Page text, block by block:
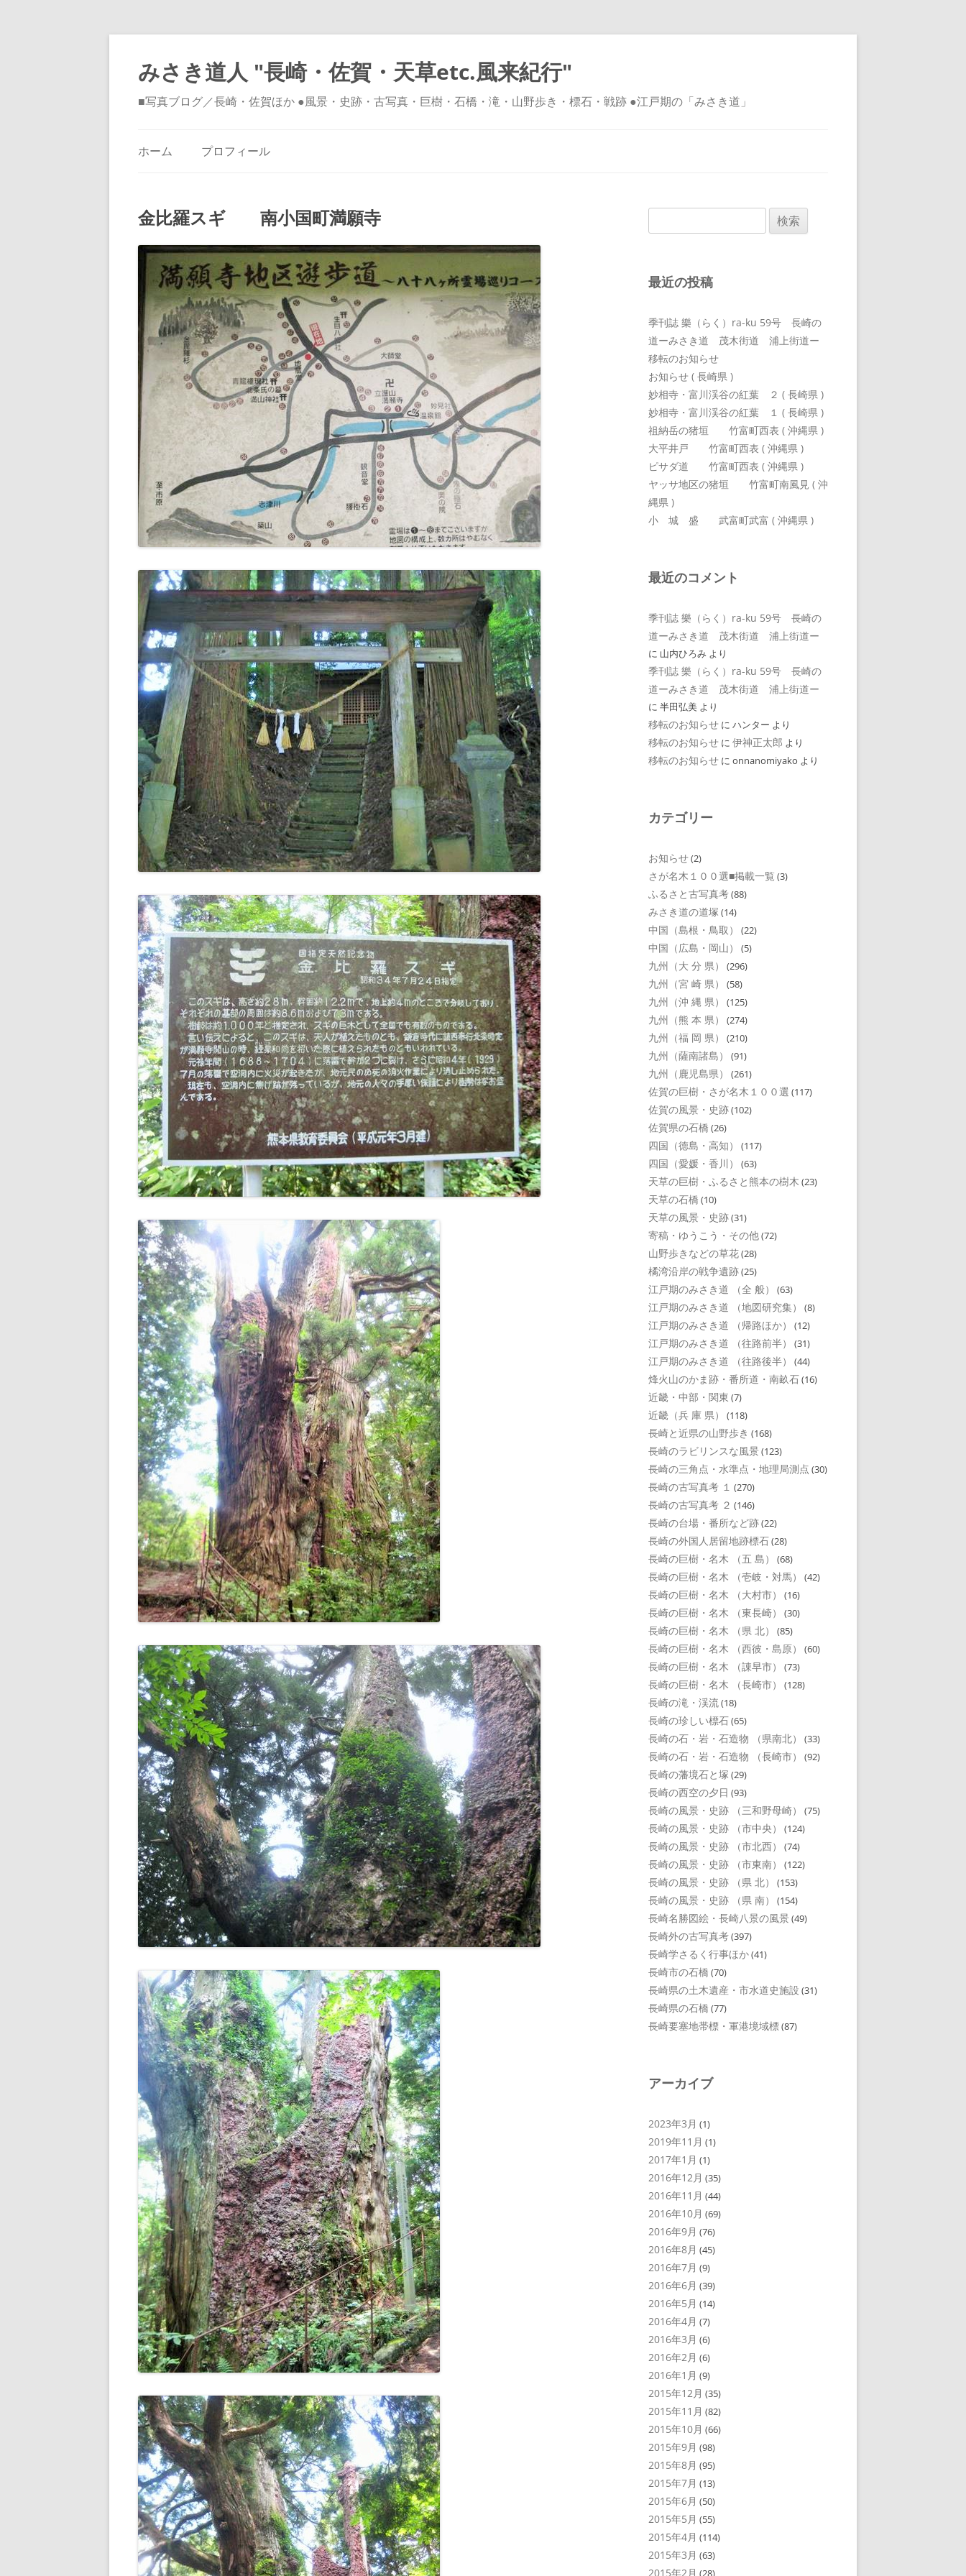
みさき道人 "長崎・佐賀・天草etc.風来紀行"
■写真ブログ／長崎・佐賀ほか ●風景・史跡・古写真・巨樹・石橋・滝・山野歩き・標石・戦跡 ●江戸期の「みさき道」
ホーム プロフィール
金比羅スギ 南小国町満願寺
索:
最近の投稿
季刊誌 樂（らく）ra-ku 59号 長崎の
道ーみさき道 茂木街道 浦上街道ー
移転のお知らせ
お知らせ ( 長崎県 )
妙相寺・富川渓谷の紅葉 ２ ( 長崎県 )
妙相寺・富川渓谷の紅葉 １ ( 長崎県 )
祖納岳の猪垣 竹富町西表 ( 沖縄県 )
大平井戸 竹富町西表 ( 沖縄県 )
ピサダ道 竹富町西表 ( 沖縄県 )
ヤッサ地区の猪垣 竹富町南風見 ( 沖
縄県 )
小 城 盛 武富町武富 ( 沖縄県 )
最近のコメント
季刊誌 樂（らく）ra-ku 59号 長崎の
道ーみさき道 茂木街道 浦上街道ー
に 山内ひろみ より
季刊誌 樂（らく）ra-ku 59号 長崎の
道ーみさき道 茂木街道 浦上街道ー
に 半田弘美 より
移転のお知らせ に ハンター より
移転のお知らせ に 伊神正太郎 より
移転のお知らせ に onnanomiyako より
カテゴリー
お知らせ(2)
さが名木１００選■掲載一覧 (3)
ふるさと古写真考(88)
みさき道の道塚 (14)
中国（島根・鳥取） (22)
中国（広島・岡山） (5)
九州（大 分 県） (296)
九州（宮 崎 県） (58)
九州（沖 縄 県） (125)
九州（熊 本 県） (274)
九州（福 岡 県） (210)
九州（薩南諸島） (91)
九州（鹿児島県） (261)
佐賀の巨樹・さが名木１００選 (117)
佐賀の風景・史跡(102)
佐賀県の石橋 (26)
四国（徳島・高知） (117)
四国（愛媛・香川） (63)
天草の巨樹・ふるさと熊本の樹木 (23)
天草の石橋 (10)
天草の風景・史跡(31)
寄稿・ゆうこう・その他(72)
山野歩きなどの草花(28)
橘湾沿岸の戦争遺跡(25)
江戸期のみさき道 （全 般） (63)
江戸期のみさき道 （地図研究集） (8)
江戸期のみさき道 （帰路ほか） (12)
江戸期のみさき道 （往路前半） (31)
江戸期のみさき道 （往路後半） (44)
烽火山のかま跡・番所道・南畝石(16)
近畿・中部・関東 (7)
近畿（兵 庫 県） (118)
長崎と近県の山野歩き (168)
長崎のラビリンスな風景 (123)
長崎の三角点・水準点・地理局測点 (30)
長崎の古写真考 １ (270)
長崎の古写真考 ２ (146)
長崎の台場・番所など跡(22)
長崎の外国人居留地跡標石(28)
長崎の巨樹・名木 （五 島） (68)
長崎の巨樹・名木 （壱岐・対馬） (42)
長崎の巨樹・名木 （大村市） (16)
長崎の巨樹・名木 （東長崎） (30)
長崎の巨樹・名木 （県 北） (85)
長崎の巨樹・名木 （西彼・島原） (60)
長崎の巨樹・名木 （諌早市） (73)
長崎の巨樹・名木 （長崎市） (128)
長崎の滝・渓流(18)
長崎の珍しい標石(65)
長崎の石・岩・石造物 （県南北） (33)
長崎の石・岩・石造物 （長崎市） (92)
長崎の藩境石と塚 (29)
長崎の西空の夕日 (93)
長崎の風景・史跡 （三和野母崎） (75)
長崎の風景・史跡 （市中央） (124)
長崎の風景・史跡 （市北西） (74)
長崎の風景・史跡 （市東南） (122)
長崎の風景・史跡 （県 北） (153)
長崎の風景・史跡 （県 南） (154)
長崎名勝図絵・長崎八景の風景 (49)
長崎外の古写真考(397)
長崎学さるく行事ほか(41)
長崎市の石橋 (70)
長崎県の土木遺産・市水道史施設 (31)
長崎県の石橋 (77)
長崎要塞地帯標・軍港境域標(87)
アーカイブ
2023年3月 (1)
2019年11月 (1)
2017年1月 (1)
2016年12月 (35)
2016年11月 (44)
2016年10月 (69)
2016年9月 (76)
2016年8月 (45)
2016年7月 (9)
2016年6月 (39)
2016年5月 (14)
2016年4月 (7)
2016年3月 (6)
2016年2月 (6)
2016年1月 (9)
2015年12月 (35)
2015年11月 (82)
2015年10月 (66)
2015年9月 (98)
2015年8月 (95)
2015年7月 (13)
2015年6月 (50)
2015年5月 (55)
2015年4月 (114)
2015年3月 (63)
2015年2月 (28)